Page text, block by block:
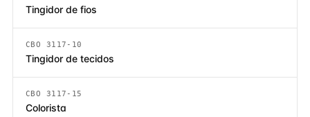
Tingidor de fios
CBO 3117-10
Tingidor de tecidos
CBO 3117-15
Colorista